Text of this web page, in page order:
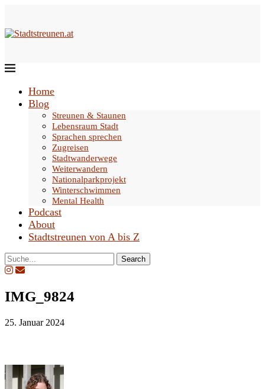
Home
Blog
Streunen & Staunen
Lebensraum Stadt
Sprachen sprechen
Zugreisen
Stadtwanderwege
Weiterwandern
Nationalparkprojekt
Winterschwimmen
Mental Health
Podcast
About
Stadtstreunen von A bis Z
Search
IMG_9824
25. Januar 2024